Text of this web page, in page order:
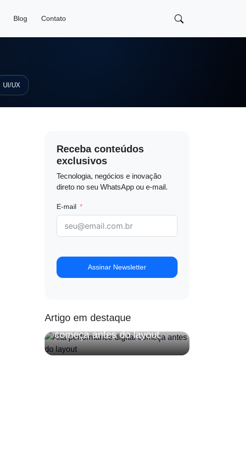
Blog Contato
UI/UX
Receba conteúdos
exclusivos
Tecnologia, negócios e inovação
direto no seu WhatsApp ou e-mail.
E-mail
Assinar Newsletter
Artigo em destaque
Alta performance digital
começa antes do layout